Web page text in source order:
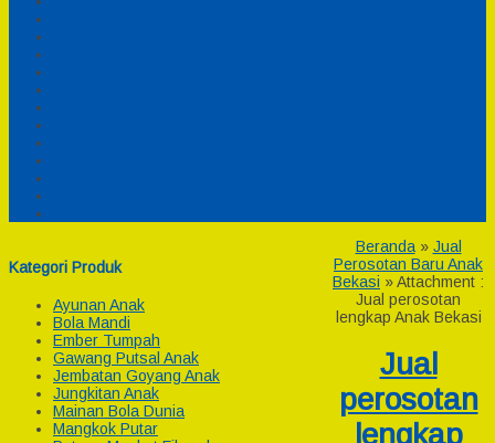
Kategori Produk
Ayunan Anak
Bola Mandi
Ember Tumpah
Gawang Putsal Anak
Jembatan Goyang Anak
Jungkitan Anak
Mainan Bola Dunia
Mangkok Putar
Beranda» Jual
Perosotan Baru Anak
Bekasi » Attachment :
Jual perosotan
lengkap Anak Bekasi
Jual
perosotan
lengkap